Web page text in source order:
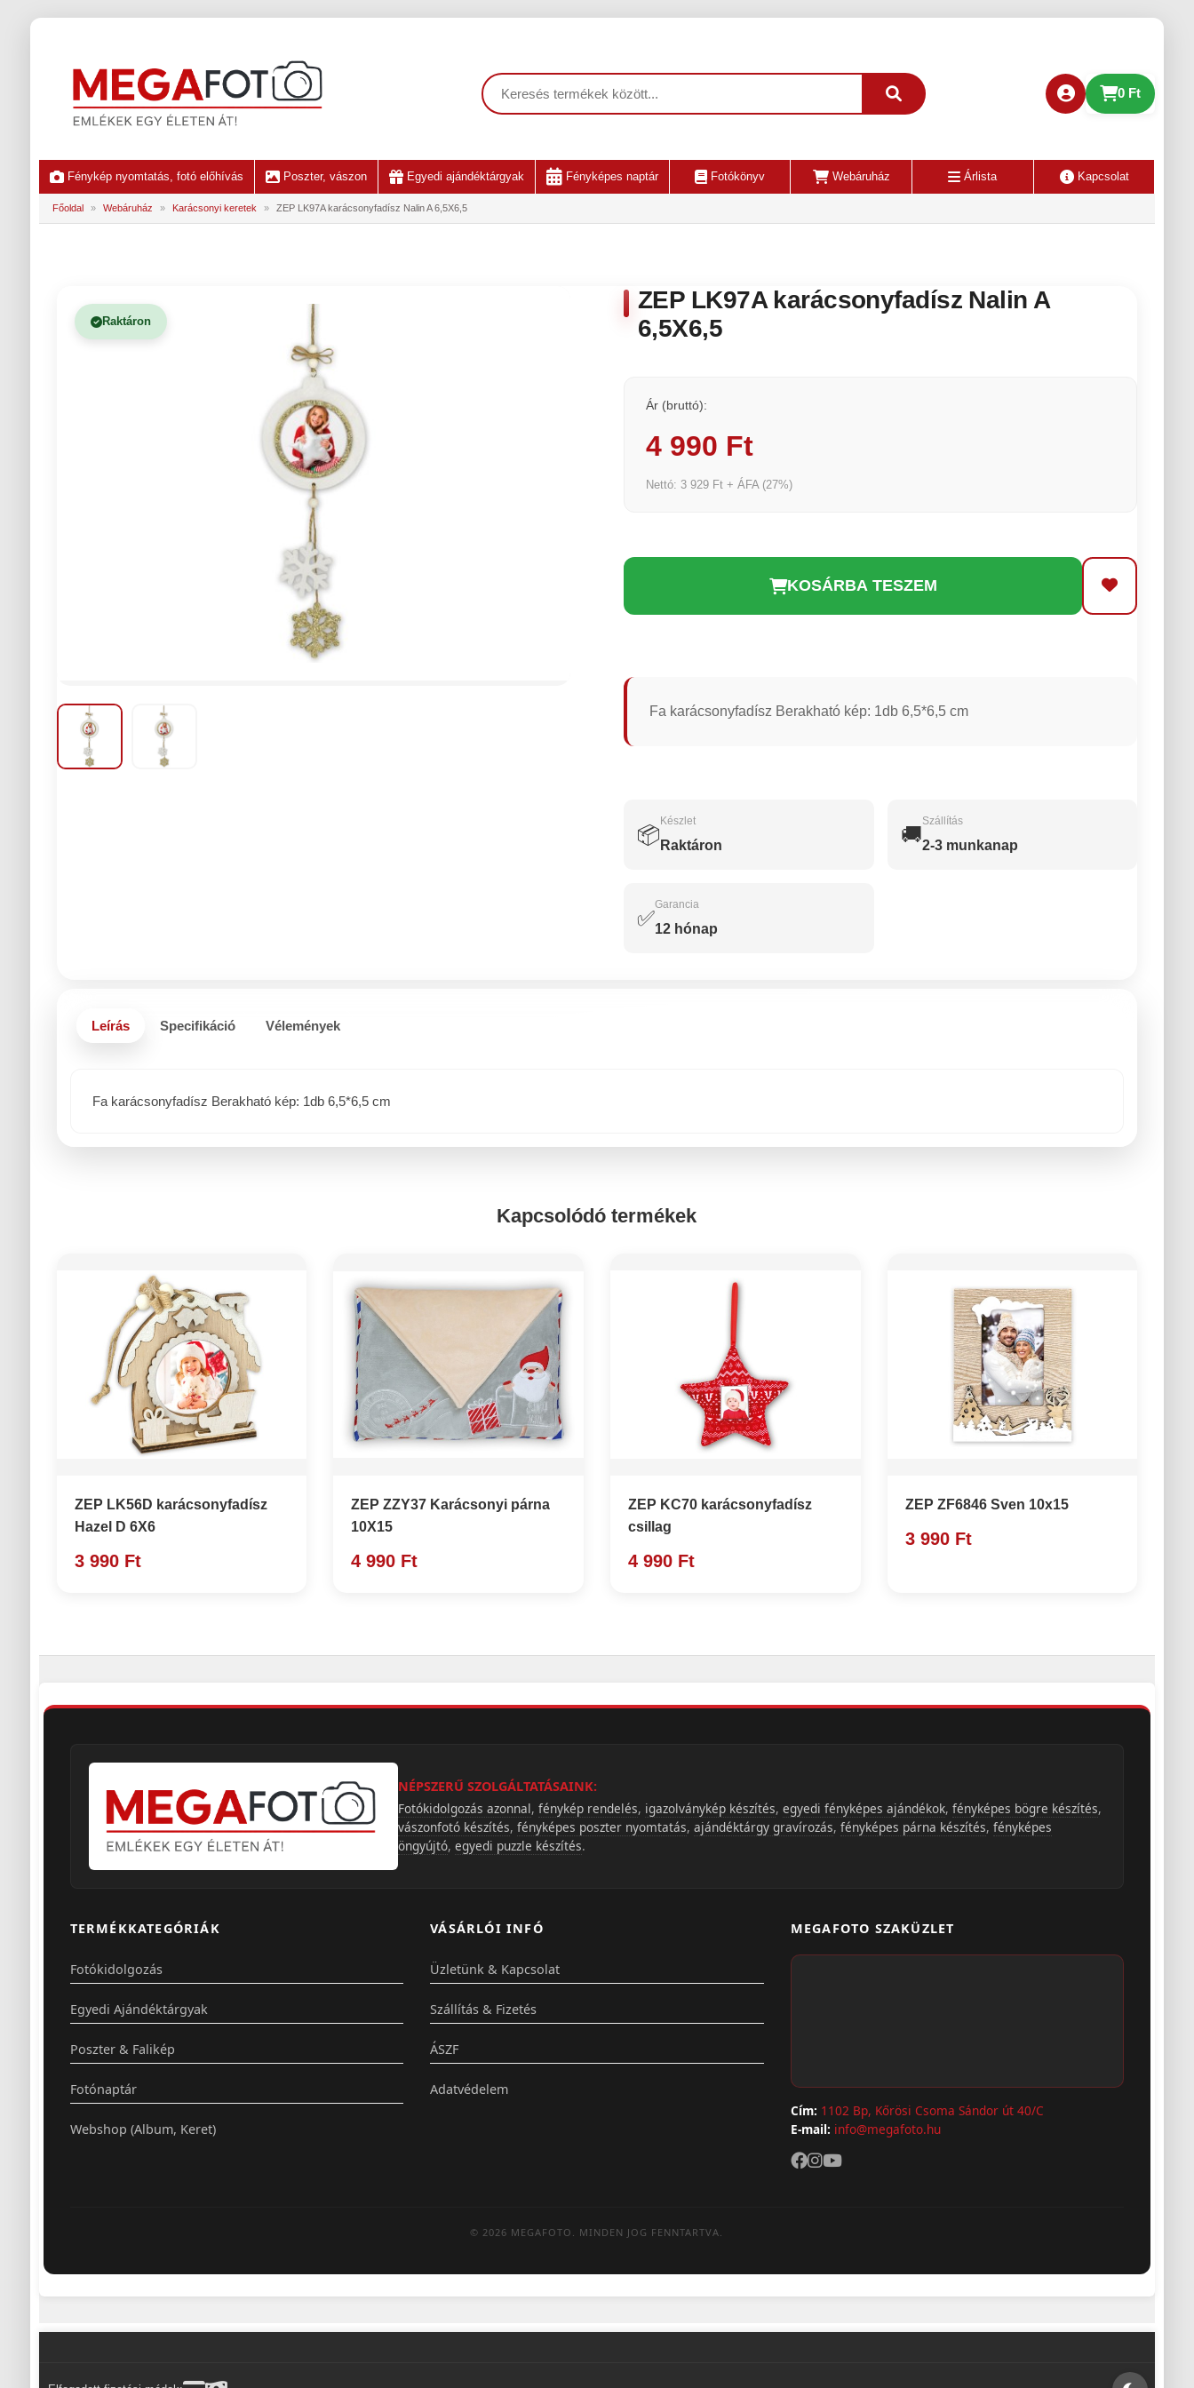
0 Ft
Fénykép nyomtatás, fotó előhívás Poszter, vászon Egyedi ajándéktárgyak Fényképes naptár Fotókönyv Webáruház Árlista Kapcsolat
Főoldal » Webáruház » Karácsonyi keretek » ZEP LK97A karácsonyfadísz Nalin A 6,5X6,5
Raktáron
ZEP LK97A karácsonyfadísz Nalin A
6,5X6,5
Ár (bruttó):
4 990 Ft
Nettó: 3 929 Ft + ÁFA (27%)
KOSÁRBA TESZEM
Fa karácsonyfadísz Berakható kép: 1db 6,5*6,5 cm
📦
Készlet
Raktáron 🚚
Szállítás
2-3 munkanap
✅
Garancia
12 hónap
Leírás Specifikáció Vélemények
Fa karácsonyfadísz Berakható kép: 1db 6,5*6,5 cm
Kapcsolódó termékek
ZEP LK56D karácsonyfadísz
Hazel D 6X6
3 990 Ft
ZEP ZZY37 Karácsonyi párna
10X15
4 990 Ft
ZEP KC70 karácsonyfadísz
csillag
4 990 Ft
ZEP ZF6846 Sven 10x15
3 990 Ft
NÉPSZERŰ SZOLGÁLTATÁSAINK:
Fotókidolgozás azonnal, fénykép rendelés, igazolványkép készítés, egyedi fényképes ajándékok, fényképes bögre készítés,
vászonfotó készítés, fényképes poszter nyomtatás, ajándéktárgy gravírozás, fényképes párna készítés, fényképes
öngyújtó, egyedi puzzle készítés.
TERMÉKKATEGÓRIÁK
Fotókidolgozás
Egyedi Ajándéktárgyak
Poszter & Falikép
Fotónaptár
Webshop (Album, Keret)
VÁSÁRLÓI INFÓ
Üzletünk & Kapcsolat
Szállítás & Fizetés
ÁSZF
Adatvédelem
MEGAFOTO SZAKÜZLET
Cím: 1102 Bp, Kőrösi Csoma Sándor út 40/C
E-mail: info@megafoto.hu
© 2026 MEGAFOTO. MINDEN JOG FENNTARTVA.